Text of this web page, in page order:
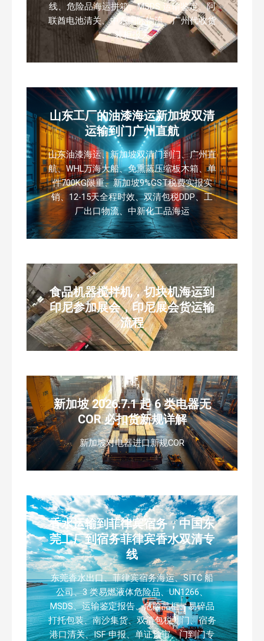
线、危险品海运拼箱、MSDS 运输鉴定、阿
联酋电池清关、中东国际物流、广州代收货
装柜报关
山东工厂的油漆海运新加坡双清
运输到门广州直航
山东油漆海运、新加坡双清门到门、广州直
航、WHL万海大船、免熏蒸压缩板木箱、单
件700KG限重、新加坡9%GST税费实报实
销、12-15天全程时效、双清包税DDP、工
厂出口物流、中新化工品海运
食品机器搅拌机，切块机海运到
印尼参加展会，印尼展会货运输
流程
新加坡 2026.7.1 起 6 类电器无
COR 必扣货新规详解
新加坡对电器进口新规COR
香水运输到菲律宾宿务，中国东
莞工厂到宿务菲律宾香水双清专
线
东莞香水出口、菲律宾宿务海运、SITC 船
公司、3 类易燃液体危险品、UN1266、
MSDS、运输鉴定报告、危险品柜、易碎品
打托包装、南沙集货、双清包税到门、宿务
港口清关、ISF 申报、单证预审、门到门专